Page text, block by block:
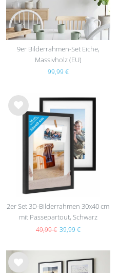
9er Bilderrahmen-Set Eiche,
Massivholz (EU)
99,99 €
Wu
2er Set 3D-Bilderrahmen 30x40 cm
mit Passepartout, Schwarz
49,99 € 39,99 €